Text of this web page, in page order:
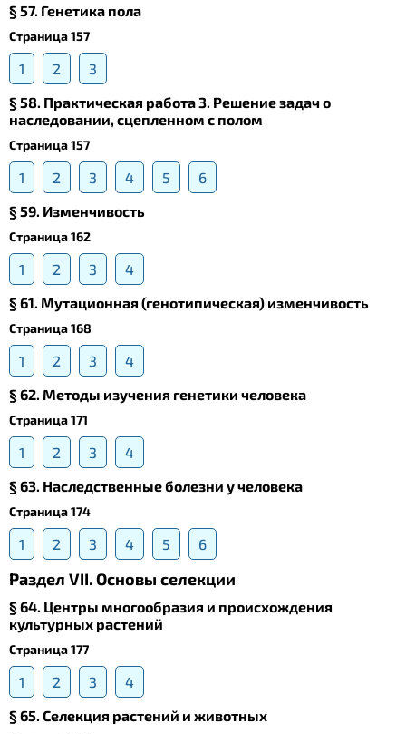
§ 57. Генетика пола
Страница 157
1 2
3
§ 58. Практическая работа 3. Решение задач о
наследовании, сцепленном с полом
Страница 157
1 2 3 4 5
6
§ 59. Изменчивость
Страница 162
1 2 3
4
§ 61. Мутационная (генотипическая) изменчивость
Страница 168
1 2 3
4
§ 62. Методы изучения генетики человека
Страница 171
1 2 3
4
§ 63. Наследственные болезни у человека
Страница 174
1 2 3 4 5 6
Раздел VII. Основы селекции
§ 64. Центры многообразия и происхождения
культурных растений
Страница 177
1 2 3
4
§ 65. Селекция растений и животных